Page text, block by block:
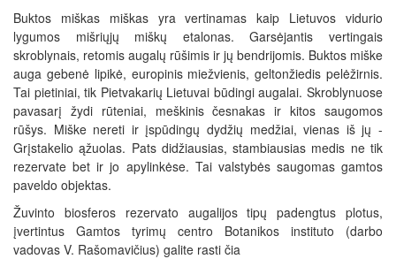
Buktos miškas miškas yra vertinamas kaip Lietuvos vidurio
lygumos mišriųjų miškų etalonas. Garsėjantis vertingais
skroblynais, retomis augalų rūšimis ir jų bendrijomis. Buktos miške
auga gebenė lipikė, europinis miežvienis, geltonžiedis pelėžirnis.
Tai pietiniai, tik Pietvakarių Lietuvai būdingi augalai. Skroblynuose
pavasarį žydi rūteniai, meškinis česnakas ir kitos saugomos
rūšys. Miške nereti ir įspūdingų dydžių medžiai, vienas iš jų -
Grįstakelio ąžuolas. Pats didžiausias, stambiausias medis ne tik
rezervate bet ir jo apylinkėse. Tai valstybės saugomas gamtos
paveldo objektas.
Žuvinto biosferos rezervato augalijos tipų padengtus plotus,
įvertintus Gamtos tyrimų centro Botanikos instituto (darbo
vadovas V. Rašomavičius) galite rasti čia